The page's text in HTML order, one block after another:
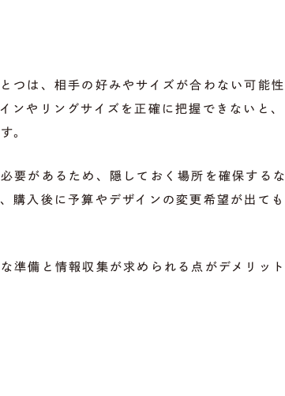
つは、相手の好みやサイズが合わない可能性
ンやリングサイズを正確に把握できないと、
。
要があるため、隠しておく場所を確保するな
購入後に予算やデザインの変更希望が出ても
準備と情報収集が求められる点がデメリット